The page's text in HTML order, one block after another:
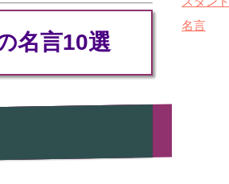
名言10選
名言